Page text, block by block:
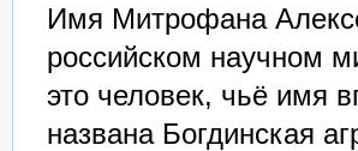
Имя Митрофана
российском научном
это человек, чьё имя
названа Богдинская